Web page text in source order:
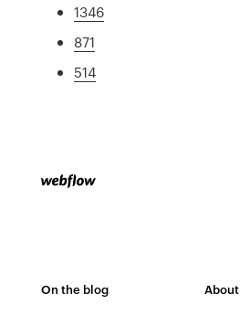
1346
871
514
On the blog About